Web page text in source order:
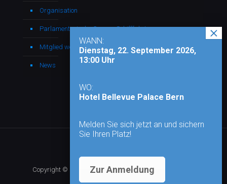
Organisation
Parlamentarische Gruppe Schifffahrt
Mitglied werden
News
Copyright © 2026 - Alle Rechte vorbehalten |
WANN:
Dienstag, 22. September 2026,
13:00 Uhr
WO:
Hotel Bellevue Palace Bern
Melden Sie sich jetzt an und sichern
Sie Ihren Platz!
Zur Anmeldung